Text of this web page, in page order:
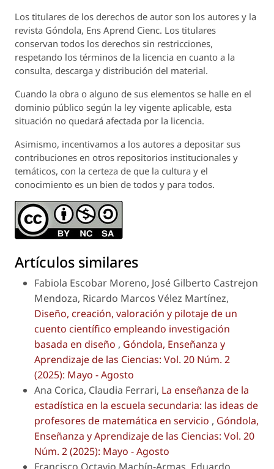
Los titulares de los derechos de autor son los autores y la
revista Góndola, Ens Aprend Cienc. Los titulares
conservan todos los derechos sin restricciones,
respetando los términos de la licencia en cuanto a la
consulta, descarga y distribución del material.
Cuando la obra o alguno de sus elementos se halle en el
dominio público según la ley vigente aplicable, esta
situación no quedará afectada por la licencia.
Asimismo, incentivamos a los autores a depositar sus
contribuciones en otros repositorios institucionales y
temáticos, con la certeza de que la cultura y el
conocimiento es un bien de todos y para todos.
Artículos similares
Fabiola Escobar Moreno, José Gilberto Castrejon
Mendoza, Ricardo Marcos Vélez Martínez,
Diseño, creación, valoración y pilotaje de un
cuento científico empleando investigación
basada en diseño , Góndola, Enseñanza y
Aprendizaje de las Ciencias: Vol. 20 Núm. 2
(2025): Mayo - Agosto
Ana Corica, Claudia Ferrari, La enseñanza de la
estadística en la escuela secundaria: las ideas de
profesores de matemática en servicio , Góndola,
Enseñanza y Aprendizaje de las Ciencias: Vol. 20
Núm. 2 (2025): Mayo - Agosto
Francisco Octavio Machín-Armas, Eduardo